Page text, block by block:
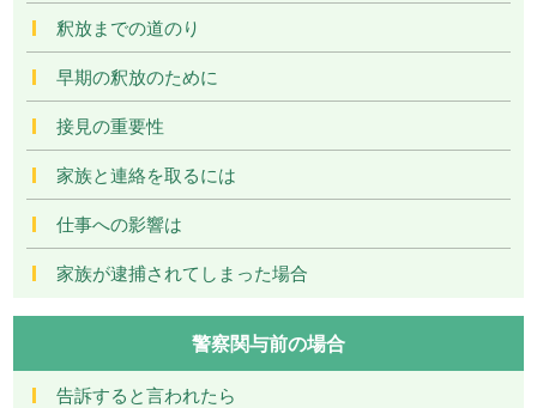
釈放までの道のり
早期の釈放のために
接見の重要性
家族と連絡を取るには
仕事への影響は
家族が逮捕されてしまった場合
警察関与前の場合
告訴すると言われたら